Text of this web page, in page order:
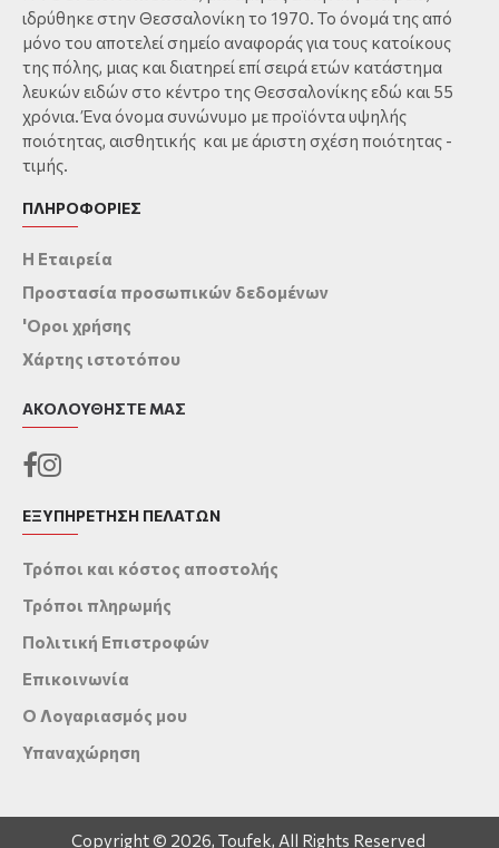
ιδρύθηκε στην Θεσσαλονίκη το 1970. Το όνομά της από
μόνο του αποτελεί σημείο αναφοράς για τους κατοίκους
της πόλης, μιας και διατηρεί επί σειρά ετών κατάστημα
λευκών ειδών στο κέντρο της Θεσσαλονίκης εδώ και 55
χρόνια. Ένα όνομα συνώνυμο με προϊόντα υψηλής
ποιότητας, αισθητικής και με άριστη σχέση ποιότητας -
τιμής.
ΠΛΗΡΟΦΟΡΙΕΣ
Η Εταιρεία
Προστασία προσωπικών δεδομένων
'Οροι χρήσης
Χάρτης ιστοτόπου
ΑΚΟΛΟΥΘΉΣΤΕ ΜΑΣ
ΕΞΥΠΗΡΕΤΗΣΗ ΠΕΛΑΤΩΝ
Τρόποι και κόστος αποστολής
Τρόποι πληρωμής
Πολιτική Επιστροφών
Επικοινωνία
Ο Λογαριασμός μου
Υπαναχώρηση
Copyright © 2026, Toufek, All Rights Reserved